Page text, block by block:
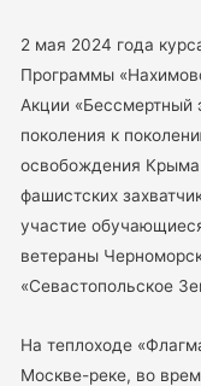
2 мая 2024 года
Программы
Акции «Бессмертный
поколения к
освобождения
фашистских
участие
ветераны
«Севастопольское
На теплоходе
Москве-реке, во